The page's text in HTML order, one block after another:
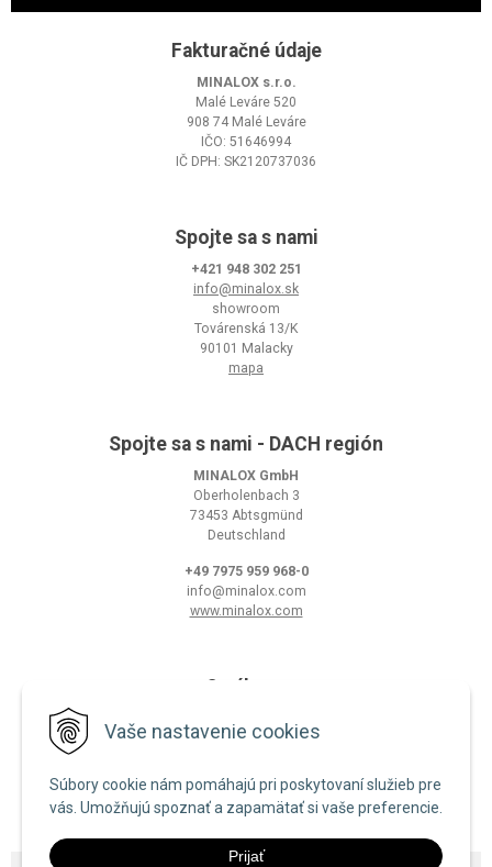
Vaše nastavenie cookies
Súbory cookie nám pomáhajú pri poskytovaní služieb pre
vás. Umožňujú spoznať a zapamätať si vaše preferencie.
Prijať
Fakturačné údaje
MINALOX s.r.o.
Malé Leváre 520
908 74 Malé Leváre
IČO: 51646994
IČ DPH: SK2120737036
Spojte sa s nami
+421 948 302 251
info@minalox.sk
showroom
Továrenská 13/K
90101 Malacky
mapa
Spojte sa s nami - DACH región
MINALOX GmbH
Oberholenbach 3
73453 Abtsgmünd
Deutschland
+49 7975 959 968-0
info@minalox.com
www.minalox.com
O nákupe
Zásady používania cookies